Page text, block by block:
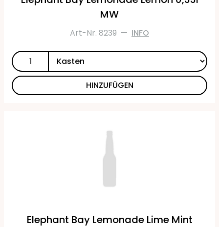
MW
Art-Nr. 8239 — INFO
HINZUFÜGEN
Elephant Bay Lemonade Lime Mint